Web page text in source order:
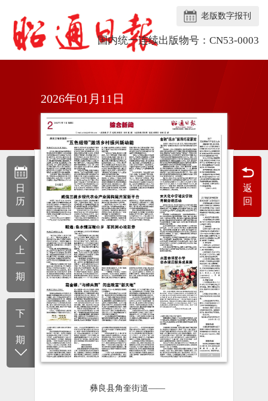
老版数字报刊
国内统一连续出版物号：CN53-0003
日
历
上
一
期
下
一
期
返
回
2026年01月11日
彝良县角奎街道——